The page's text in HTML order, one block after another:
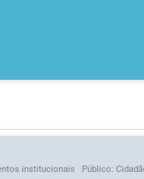
institucionais Público: